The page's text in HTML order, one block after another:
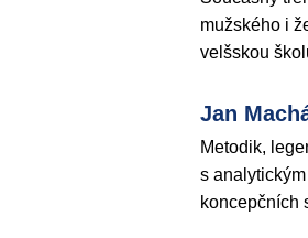
mužského i
velšskou
Jan
Metodik,
s
koncepčních